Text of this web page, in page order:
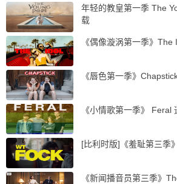
年轻的教皇第一季 The
载
《偶像漩涡第一季》The
《唇色第一季》
《小情歌第一季》 Feral
[比利时版]《羞耻第三季
《新闻播音员第三季》